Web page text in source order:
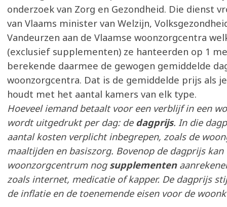
onderzoek van Zorg en Gezondheid. Die dienst
van Vlaams minister van Welzijn,
Vandeurzen aan de Vlaamse woonzorgcentra
(exclusief supplementen) ze hanteerden op 1
berekende daarmee de gewogen gemiddelde
woonzorgcentra. Dat is de gemiddelde prijs als
houdt met het aantal kamers van elk type.
Hoeveel iemand betaalt voor een verblijf in een
wordt uitgedrukt per dag: de dagprijs. In die
aantal kosten verplicht inbegrepen, zoals de
maaltijden en basiszorg. Bovenop de dagprijs kan
woonzorgcentrum nog supplementen
zoals internet, medicatie of kapper. De dagprijs
de inflatie en de toenemende eisen voor de